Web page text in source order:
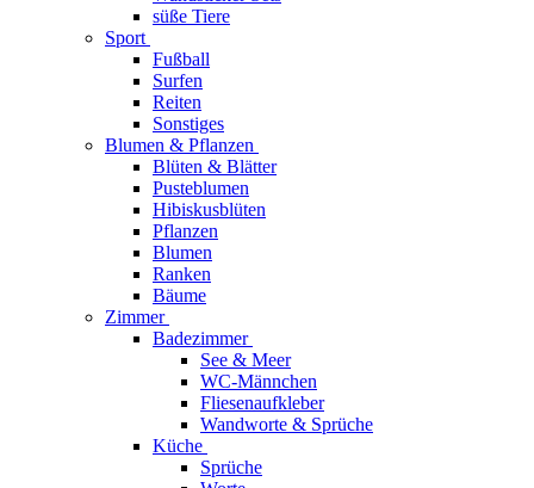
süße Tiere
Sport
Fußball
Surfen
Reiten
Sonstiges
Blumen & Pflanzen
Blüten & Blätter
Pusteblumen
Hibiskusblüten
Pflanzen
Blumen
Ranken
Bäume
Zimmer
Badezimmer
See & Meer
WC-Männchen
Fliesenaufkleber
Wandworte & Sprüche
Küche
Sprüche